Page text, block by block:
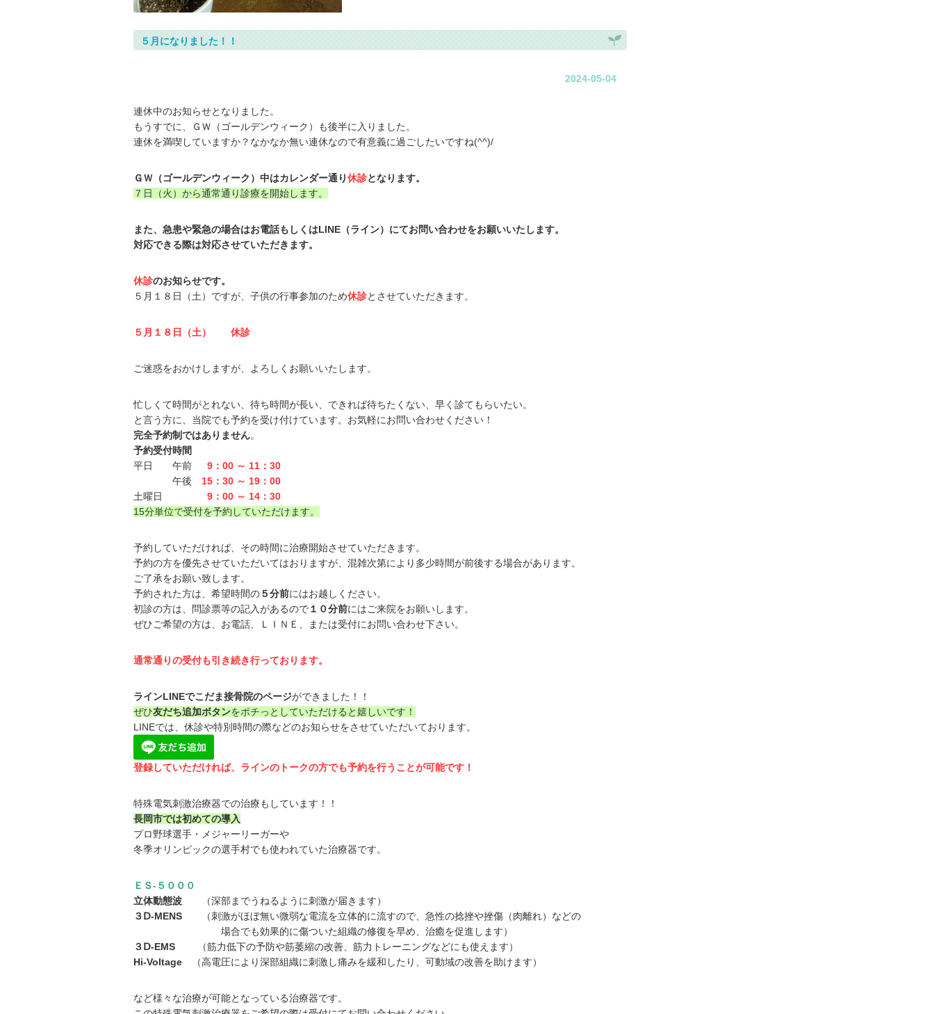
５月になりました！！
2024-05-04
連休中のお知らせとなりました。
もうすでに、ＧＷ（ゴールデンウィーク）も後半に入りました。
連休を満喫していますか？なかなか無い連休なので有意義に過ごしたいですね(^^)/
ＧＷ（ゴールデンウィーク）中はカレンダー通り休診となります。
７日（火）から通常通り診療を開始します。
また、急患や緊急の場合はお電話もしくはLINE（ライン）にてお問い合わせをお願いいたします。
対応できる際は対応させていただきます。
休診のお知らせです。
５月１８日（土）ですが、子供の行事参加のため休診とさせていただきます。
５月１８日（土） 休診
ご迷惑をおかけしますが、よろしくお願いいたします。
忙しくて時間がとれない、待ち時間が長い、できれば待ちたくない、早く診てもらいたい。
と言う方に、当院でも予約を受け付けています。お気軽にお問い合わせください！
完全予約制ではありません。
予約受付時間
平日 午前 9：00 ～ 11：30
午後 15：30 ～ 19：00
土曜日
9：00 ～ 14：30
15分単位で受付を予約していただけます。
予約していただければ、その時間に治療開始させていただきます。
予約の方を優先させていただいてはおりますが、混雑次第により多少時間が前後する場合があります。
ご了承をお願い致します。
予約された方は、希望時間の５分前にはお越しください。
初診の方は、問診票等の記入があるので１０分前にはご来院をお願いします。
ぜひご希望の方は、お電話、ＬＩＮＥ、または受付にお問い合わせ下さい。
通常通りの受付も引き続き行っております。
ラインLINEでこだま接骨院のページができました！！
ぜひ友だち追加ボタンをポチっとしていただけると嬉しいです！
LINEでは、休診や特別時間の際などのお知らせをさせていただいております。
登録していただければ、ラインのトークの方でも予約を行うことが可能です！
特殊電気刺激治療器での治療もしています！！
長岡市では初めての導入
プロ野球選手・メジャーリーガーや
冬季オリンピックの選手村でも使われていた治療器です。
ＥＳ-５０００
立体動態波 （深部までうねるように刺激が届きます）
３Ⅾ-MENS （刺激がほぼ無い微弱な電流を立体的に流すので、急性の捻挫や挫傷（肉離れ）などの
場合でも効果的に傷ついた組織の修復を早め、治癒を促進します）
３Ⅾ-EMS （筋力低下の予防や筋萎縮の改善、筋力トレーニングなどにも使えます）
Hi-Voltage （高電圧により深部組織に刺激し痛みを緩和したり、可動域の改善を助けます）
など様々な治療が可能となっている治療器です。